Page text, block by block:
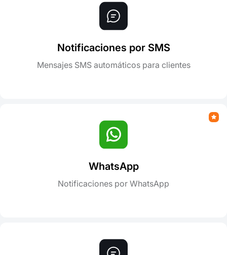
Notificaciones por SMS
Mensajes SMS automáticos para clientes
WhatsApp
Notificaciones por WhatsApp